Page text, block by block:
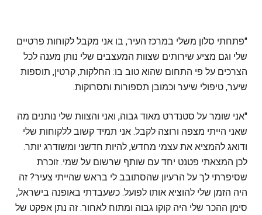
"פתחתי סלון משלי במרכז העיר, בו אני מקבל לקוחות פרטיים
שלי וגם מציע שירותים שצוות המעצבים שלי נותן מענה לכל
הצרכים על פי התחום שהוא טוב בו: החלקות, קרטין, תוספות
שיער, טיפולי שיער וכמובן תספורות ותסרוקות.
"אני שומר על סטנדרט מאוד גבוה, ואני והצוות שלי נותנים מה
שאני הייתי מצפה ורוצה לקבל. אני תמיד קשוב ללקוחות שלי
ודואג להמציא את עצמי מחדש, להיות חדשני ומשודרג יותר.
לכן המצאתי פטנט יחד עם שותף שרשום על שמי. זוכרת
שסיפרתי לך על הרעיון שהסתובב לי בראש שהייתי צעיר? זה
היה הזמן שלי להוציא אותו לפועל. כשעבדתי באופנה בישראל,
סימן ההכר שלי היה קוקו גבוה ומתוח לאחור. זה נתן אפקט של